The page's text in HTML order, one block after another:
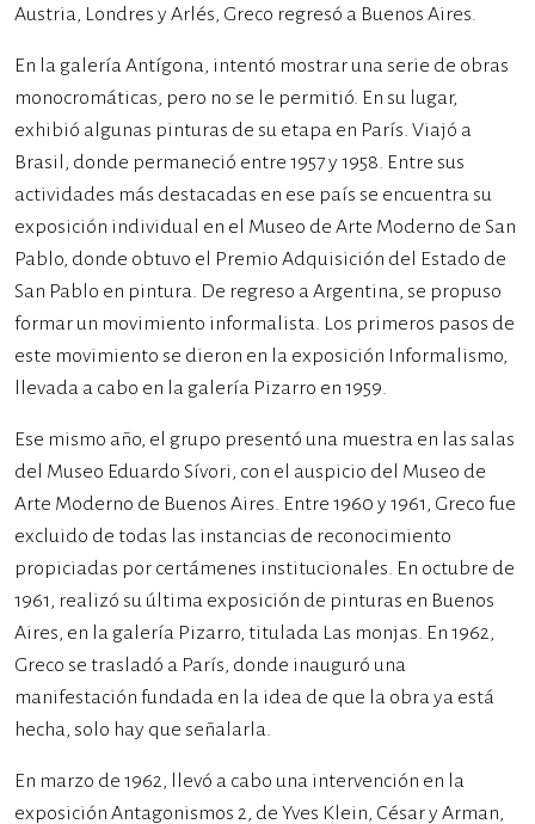
Austria, Londres y Arlés, Greco regresó a Buenos Aires.
En la galería Antígona, intentó mostrar una serie de obras
monocromáticas, pero no se le permitió. En su lugar,
exhibió algunas pinturas de su etapa en París. Viajó a
Brasil, donde permaneció entre 1957 y 1958. Entre sus
actividades más destacadas en ese país se encuentra su
exposición individual en el Museo de Arte Moderno de San
Pablo, donde obtuvo el Premio Adquisición del Estado de
San Pablo en pintura. De regreso a Argentina, se propuso
formar un movimiento informalista. Los primeros pasos de
este movimiento se dieron en la exposición Informalismo,
llevada a cabo en la galería Pizarro en 1959.
Ese mismo año, el grupo presentó una muestra en las salas
del Museo Eduardo Sívori, con el auspicio del Museo de
Arte Moderno de Buenos Aires. Entre 1960 y 1961, Greco fue
excluido de todas las instancias de reconocimiento
propiciadas por certámenes institucionales. En octubre de
1961, realizó su última exposición de pinturas en Buenos
Aires, en la galería Pizarro, titulada Las monjas. En 1962,
Greco se trasladó a París, donde inauguró una
manifestación fundada en la idea de que la obra ya está
hecha, solo hay que señalarla.
En marzo de 1962, llevó a cabo una intervención en la
exposición Antagonismos 2, de Yves Klein, César y Arman,